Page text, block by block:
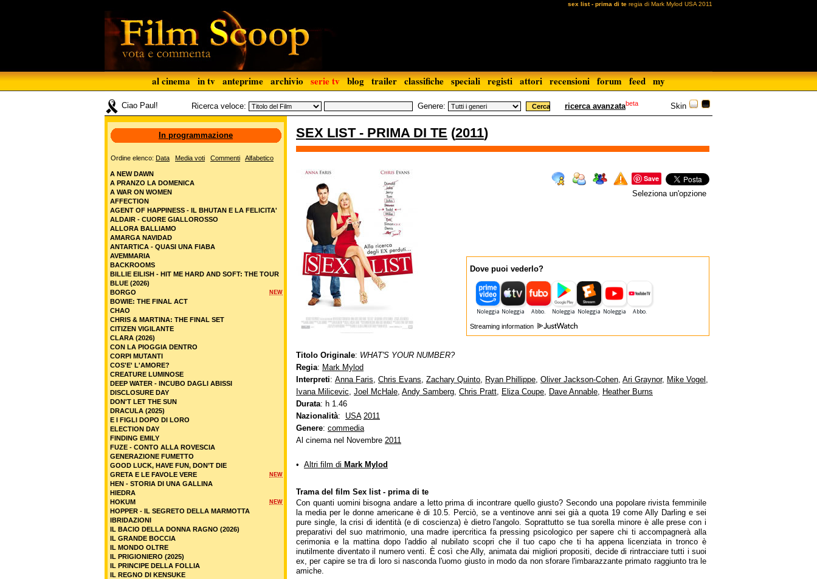
sex list - prima di te regia di Mark Mylod USA 2011
al cinema in tv anteprime archivio serie tv blog trailer classifiche speciali registi attori recensioni forum feed my
Skin
Ciao Paul! Ricerca veloce: Genere: ricerca avanzatabeta
SEX LIST - PRIMA DI TE (2011)
Save
Seleziona un'opzione
Dove puoi vederlo?
Streaming information
Titolo Originale: WHAT'S YOUR NUMBER?
Regia: Mark Mylod
Interpreti: Anna Faris, Chris Evans, Zachary Quinto, Ryan Phillippe, Oliver Jackson-Cohen, Ari Graynor, Mike Vogel ,
Ivana Milicevic, Joel McHale, Andy Samberg, Chris Pratt, Eliza Coupe, Dave Annable, Heather Burns
Durata: h 1.46
Nazionalità: USA 2011
Genere: commedia
Al cinema nel Novembre 2011
• Altri film di Mark Mylod
Trama del film Sex list - prima di te
Con quanti uomini bisogna andare a letto prima di incontrare quello giusto? Secondo una popolare rivista femminile
la media per le donne americane è di 10.5. Perciò, se a ventinove anni sei già a quota 19 come Ally Darling e sei
pure single, la crisi di identità (e di coscienza) è dietro l'angolo. Soprattutto se tua sorella minore è alle prese con i
preparativi del suo matrimonio, una madre ipercritica fa pressing psicologico per sapere chi ti accompagnerà alla
cerimonia e la mattina dopo l'addio al nubilato scopri che il tuo capo che ti ha appena licenziata in tronco è
inutilmente diventato il numero venti. È così che Ally, animata dai migliori propositi, decide di rintracciare tutti i suoi
ex, per capire se tra di loro si nasconda l'uomo giusto in modo da non sforare l'imbarazzante primato raggiunto tra le
amiche.
In programmazione
Ordine elenco: Data Media voti Commenti Alfabetico
A NEW DAWN
A PRANZO LA DOMENICA
A WAR ON WOMEN
AFFECTION
AGENT OF HAPPINESS - IL BHUTAN E LA FELICITA'
ALDAIR - CUORE GIALLOROSSO
ALLORA BALLIAMO
AMARGA NAVIDAD
ANTARTICA - QUASI UNA FIABA
AVEMMARIA
BACKROOMS
BILLIE EILISH - HIT ME HARD AND SOFT: THE TOUR
BLUE (2026)
NEW
BORGO
BOWIE: THE FINAL ACT
CHAO
CHRIS & MARTINA: THE FINAL SET
CITIZEN VIGILANTE
CLARA (2026)
CON LA PIOGGIA DENTRO
CORPI MUTANTI
COS'E' L'AMORE?
CREATURE LUMINOSE
DEEP WATER - INCUBO DAGLI ABISSI
DISCLOSURE DAY
DON'T LET THE SUN
DRACULA (2025)
E I FIGLI DOPO DI LORO
ELECTION DAY
FINDING EMILY
FUZE - CONTO ALLA ROVESCIA
GENERAZIONE FUMETTO
GOOD LUCK, HAVE FUN, DON’T DIE
NEW
GRETA E LE FAVOLE VERE
HEN - STORIA DI UNA GALLINA
HIEDRA
NEW
HOKUM
HOPPER - IL SEGRETO DELLA MARMOTTA
IBRIDAZIONI
IL BACIO DELLA DONNA RAGNO (2026)
IL GRANDE BOCCIA
IL MONDO OLTRE
IL PRIGIONIERO (2025)
IL PRINCIPE DELLA FOLLIA
IL REGNO DI KENSUKE